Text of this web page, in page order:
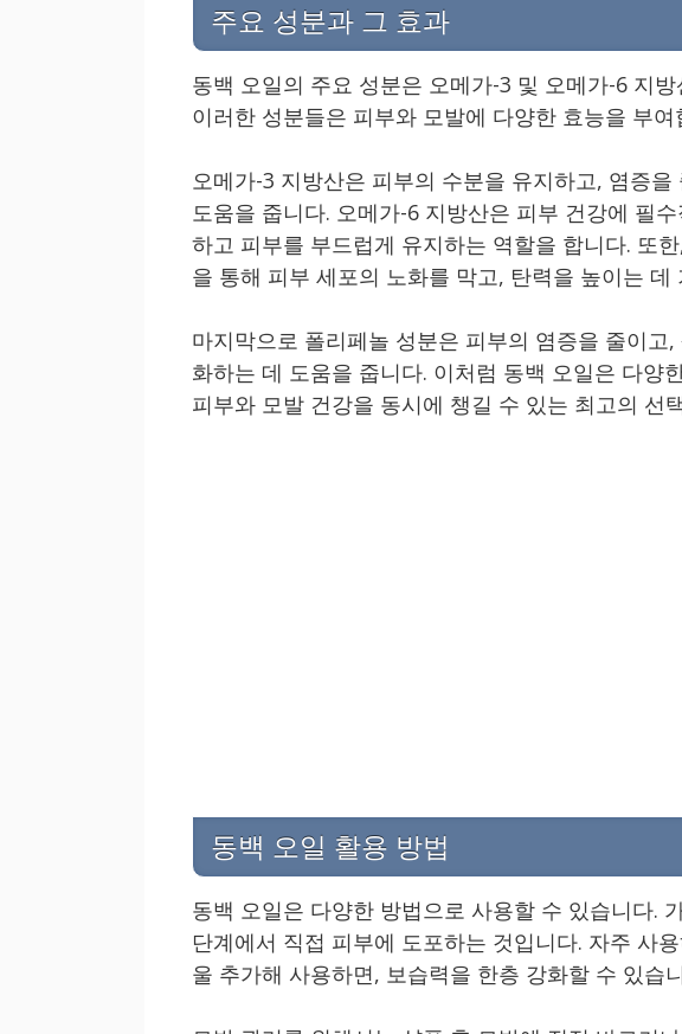
주요 성분과 그 효과
동백 오일의 주요 성분은 오메가-3 및 오메가-6 지
이러한 성분들은 피부와 모발에 다양한 효능을 부여
오메가-3 지방산은 피부의 수분을 유지하고, 염증
도움을 줍니다. 오메가-6 지방산은 피부 건강에 필
하고 피부를 부드럽게 유지하는 역할을 합니다. 또
을 통해 피부 세포의 노화를 막고, 탄력을 높이는 데
마지막으로 폴리페놀 성분은 피부의 염증을 줄이고
화하는 데 도움을 줍니다. 이처럼 동백 오일은 다양
피부와 모발 건강을 동시에 챙길 수 있는 최고의 선
동백 오일 활용 방법
동백 오일은 다양한 방법으로 사용할 수 있습니다.
단계에서 직접 피부에 도포하는 것입니다. 자주 사
울 추가해 사용하면, 보습력을 한층 강화할 수 있습